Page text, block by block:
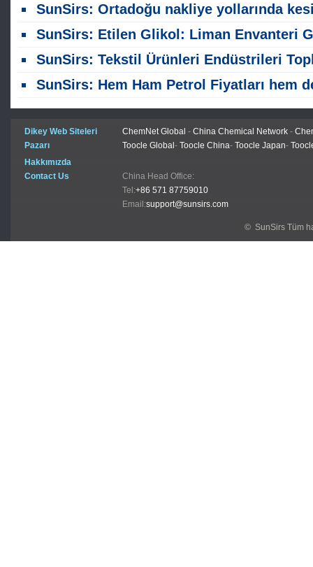
SunSirs: Ortadoğu nakliye yollarında kesintiler, etilenglikol tedarikini daha da
SunSirs: Etilen Glikol: Liman Envanteri Geri Çekilme Sürüyor; Fiyatlar
SunSirs: Tekstil Ürünleri Endüstrileri Toplu Emtia İstihbaratı (30 Temmuz
SunSirs: Hem Ham Petrol Fiyatları hem de Bakım Kapatmaları Tarafından Sürüklenen, PTA Fiyatları Temmuz ayında Dalgalanmalar ile Yukarı
Dikey Web Siteleri ChemNet Global - China Chemical Network -
Pazarı
Toocle Global- Toocle China- Toocle Japan-
Hakkımızda
Contact Us
China Head Office:
Tel:+86 571 87759010
Email:support@sunsirs.com
© SunSirs Tüm